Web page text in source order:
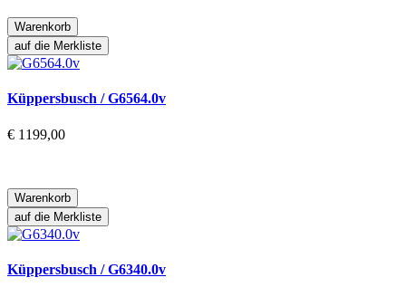
Warenkorb
auf die Merkliste
Küppersbusch / G6564.0v
€ 1199,00
Warenkorb
auf die Merkliste
Küppersbusch / G6340.0v